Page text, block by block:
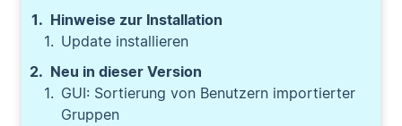
Hinweise zur Installation
Update installieren
Neu in dieser Version
GUI: Sortierung von Benutzern importierter
Gruppen